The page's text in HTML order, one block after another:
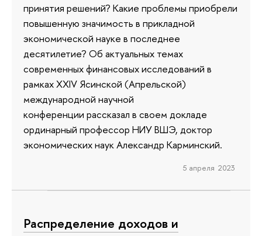
принятия решений? Какие проблемы приобрели
повышенную значимость в прикладной
экономической науке в последнее
десятилетие? Об актуальных темах
современных финансовых исследований в
рамках XXIV Ясинской (Апрельской)
международной научной
конференции рассказал в своем докладе
ординарный профессор НИУ ВШЭ, доктор
экономических наук Александр Карминский.
5 апреля 2023
Распределение доходов и